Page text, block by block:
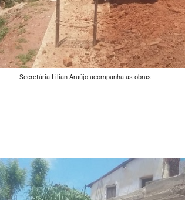
Secretária Lilian Araújo acompanha as obras